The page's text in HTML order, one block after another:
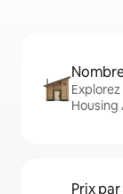
Prix